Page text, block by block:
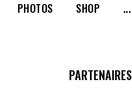
PHOTOS SHOP ...
PARTENAIRES